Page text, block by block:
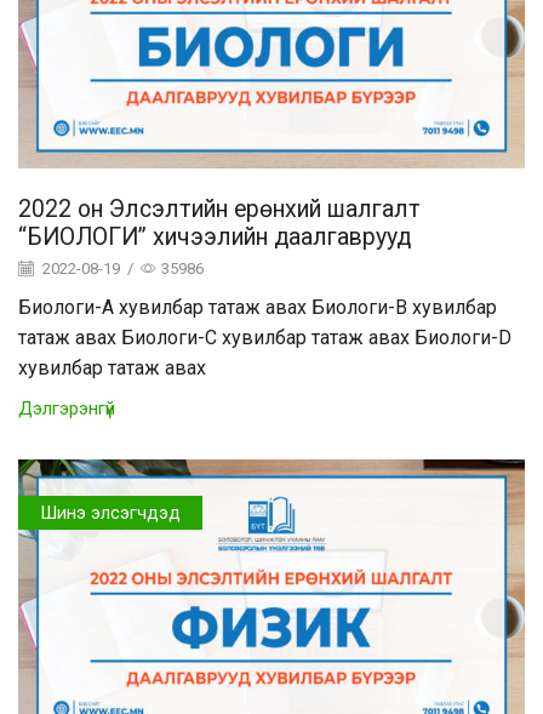
2022 он Элсэлтийн ерөнхий шалгалт
“БИОЛОГИ” хичээлийн даалгаврууд
2022-08-19 / 35986
Биологи-A хувилбар татаж авах Биологи-B хувилбар
татаж авах Биологи-C хувилбар татаж авах Биологи-D
хувилбар татаж авах
Дэлгэрэнгүй
Шинэ элсэгчдэд